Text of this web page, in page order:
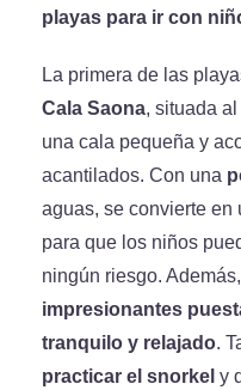
playas para ir con
La primera de las
Cala Saona, situada
una cala pequeña y
acantilados. Con una
aguas, se convierte en
para que los niños
ningún riesgo.
impresionantes
tranquilo y relajado.
practicar el snorkel y